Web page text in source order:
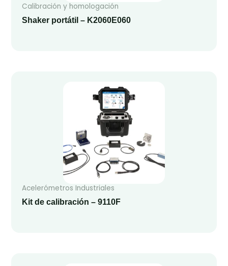
Calibración y homologación
Shaker portátil – K2060E060
Acelerómetros Industriales
Kit de calibración – 9110F